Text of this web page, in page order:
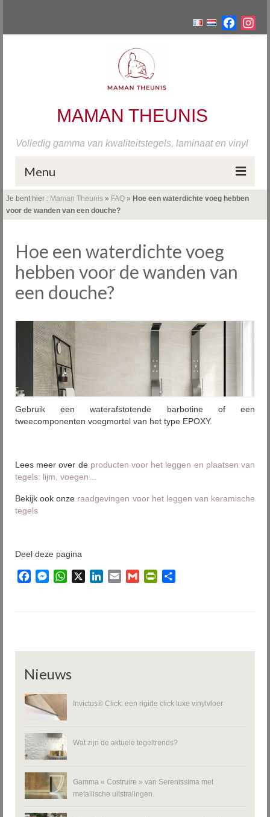
MAMAN THEUNIS
Volledig gamma van kwaliteitstegels, laminaat en vinyl
Menu
Home
Onze fabrieken
Plaatsing
Onderhoud
Diensten
Outlet
Showrooms
FAQ
PID
Je bent hier : Maman Theunis » FAQ » Hoe een waterdichte voeg hebben
voor de wanden van een douche?
Hoe een waterdichte voeg
hebben voor de wanden van
een douche?
Gebruik een waterafstotende barbotine of een
tweecomponenten voegmortel van het type EPOXY.
Lees meer over de producten voor het leggen en plaatsen van
tegels: lijm, voegen…
Bekijk ook onze raadgevingen voor het leggen van keramische
tegels
Deel deze pagina
FacebookMessenger
WhatsAppLinkedIn
Email Gmail PrintFriendly
Nieuws
Invictus® Click: een rigide click luxe vinylvloer
Wat zijn de aktuele tegeltrends?
Gamma « Costruire » van Serenissima met
metallische uitstralingen.